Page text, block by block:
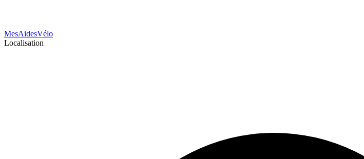
MesAidesVélo
Localisation